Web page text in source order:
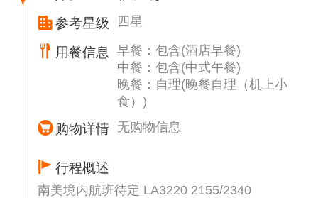
参考星级 四星
用餐信息
早餐：包含(酒店早餐)
中餐：包含(中式午餐)
晚餐：自理(晚餐自理（机上小
食）)
购物详情 无购物信息
行程概述
南美境内航班待定 LA3220 2155/2340